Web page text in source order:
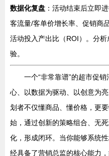
数据化复盘 ：活动结束后立即
客流量/客单价增长率、促销商
活动投入产出比（ROI）。分
验。
一个“非常靠谱”的超市促
心、以数据为驱动、以创意为
划者不仅懂商品、懂价格，更
始，通过创新的策略组合、无
化，形成闭环。当你能够系统
经具备了营销总监的核心能力